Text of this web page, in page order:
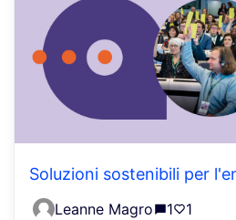
Soluzioni sostenibili per
Leanne Magro 1 1